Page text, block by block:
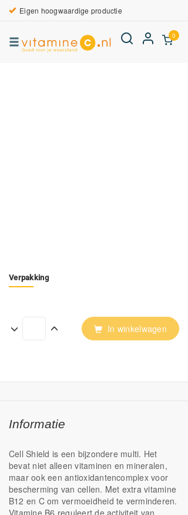
Eigen hoogwaardige productie
0
Verpakking
In winkelwagen
Informatie
Cell Shield is een bijzondere multi. Het
bevat niet alleen vitaminen en mineralen,
maar ook een antioxidantencomplex voor
bescherming van cellen. Met extra vitamine
B12 en C om vermoeidheid te verminderen.
Vitamine B6 reguleert de activiteit van